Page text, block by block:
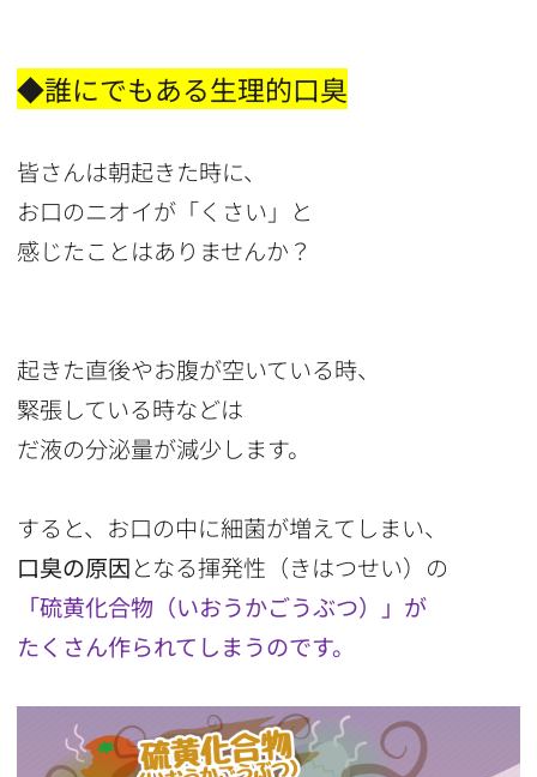
◆誰にでもある生理的口臭
皆さんは朝起きた時に、
お口のニオイが「くさい」と
感じたことはありませんか？
起きた直後やお腹が空いている時、
緊張している時などは
だ液の分泌量が減少します。
すると、お口の中に細菌が増えてしまい、
口臭の原因となる揮発性（きはつせい）の
「硫黄化合物（いおうかごうぶつ）」が
たくさん作られてしまうのです。